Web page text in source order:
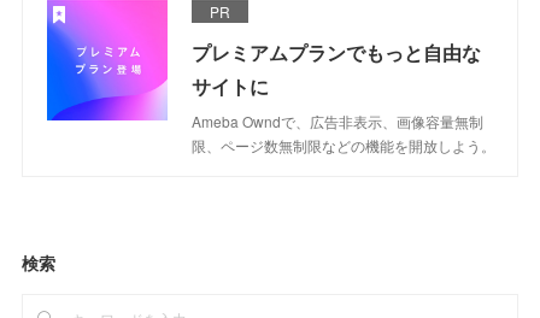
PR
プレミアムプランでもっと自由な
サイトに
Ameba Owndで、広告非表示、画像容量無制
限、ページ数無制限などの機能を開放しよう。
検索